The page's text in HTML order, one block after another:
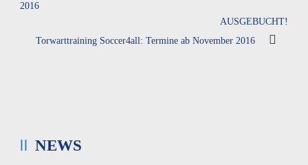
2016
AUSGEBUCHT!
Torwarttraining Soccer4all: Termine ab November 2016
NEWS